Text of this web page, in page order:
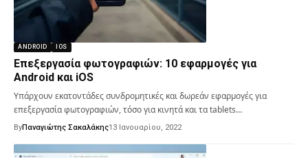
ANDROID IOS
Επεξεργασία φωτογραφιών: 10 εφαρμογές για
Android και iOS
Υπάρχουν εκατοντάδες συνδρομητικές και δωρεάν εφαρμογές για
επεξεργασία φωτογραφιών, τόσο για κινητά και τα tablets…
ByΠαναγιώτης Σακαλάκης13 Ιανουαρίου, 2022